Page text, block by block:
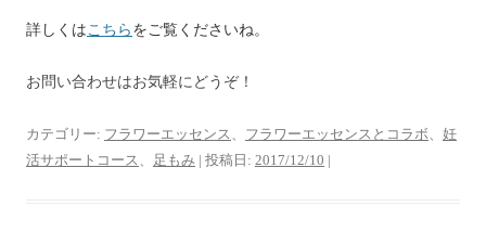
詳しくはこちら をご覧くださいね。
お問い合わせはお気軽にどうぞ！
カテゴリー: フラワーエッセンス 、 フラワーエッセンスとコラボ、 妊
活サポートコース 、 足もみ | 投稿日: 2017/12/10 |